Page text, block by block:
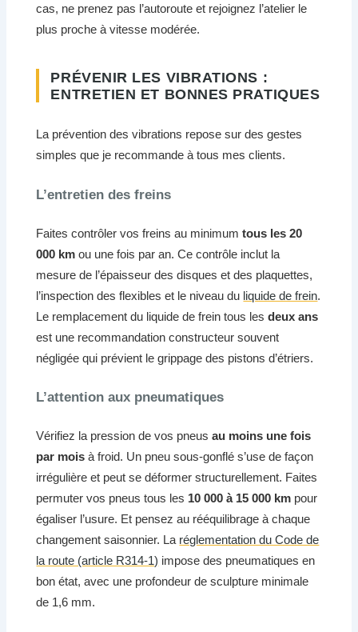
cas, ne prenez pas l’autoroute et rejoignez l’atelier le
plus proche à vitesse modérée.
PRÉVENIR LES VIBRATIONS :
ENTRETIEN ET BONNES PRATIQUES
La prévention des vibrations repose sur des gestes
simples que je recommande à tous mes clients.
L’entretien des freins
Faites contrôler vos freins au minimumtous les 20
000 km ou une fois par an. Ce contrôle inclut la
mesure de l’épaisseur des disques et des plaquettes,
l’inspection des flexibles et le niveau du liquide de frein.
Le remplacement du liquide de frein tous lesdeux ans
est une recommandation constructeur souvent
négligée qui prévient le grippage des pistons d’étriers.
L’attention aux pneumatiques
Vérifiez la pression de vos pneusau moins une fois
par mois à froid. Un pneu sous-gonflé s’use de façon
irrégulière et peut se déformer structurellement. Faites
permuter vos pneus tous les 10 000 à 15 000 km pour
égaliser l’usure. Et pensez au rééquilibrage à chaque
changement saisonnier. La réglementation du Code de
la route (article R314-1) impose des pneumatiques en
bon état, avec une profondeur de sculpture minimale
de 1,6 mm.